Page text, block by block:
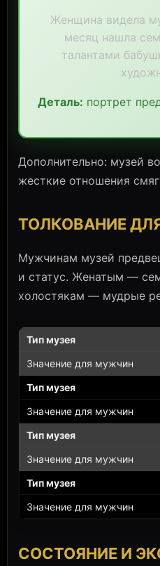
Женщина видела
месяц нашла
талантами
Деталь: портрет
Дополнительно: музей
жесткие отношения
ТОЛКОВАНИЕ
Мужчинам музей
и статус. Женатым —
холостякам — мудрые
СОСТОЯНИЕ И